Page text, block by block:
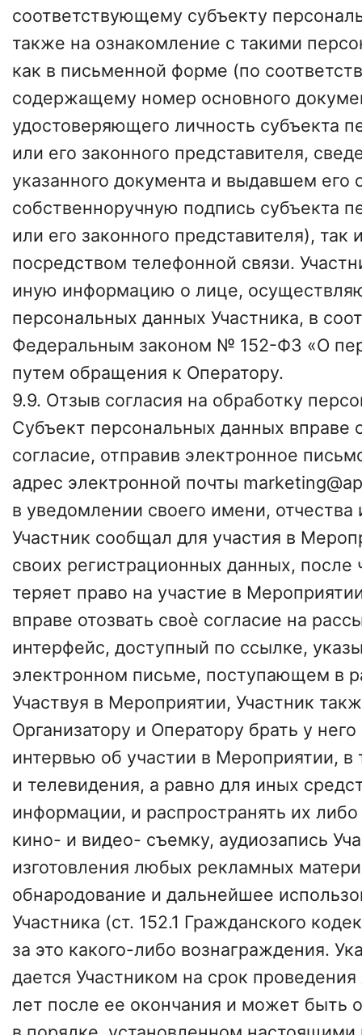
соответствующему субъекту
также на ознакомление с такими
как в письменной форме (по
содержащему номер основного
удостоверяющего личность субъекта
или его законного представителя,
указанного документа и выдавшем его
собственноручную подпись субъекта
или его законного представителя), так
посредством телефонной связи.
иную информацию о лице,
персональных данных Участника, в
Федеральным законом № 152-ФЗ «О
путем обращения к Оператору.
9.9. Отзыв согласия на обработку
Субъект персональных данных вправе
согласие, отправив электронное
адрес электронной почты
в уведомлении своего имени,
Участник сообщал для участия в
своих регистрационных данных, после
теряет право на участие в
вправе отозвать своѐ согласие на
интерфейс, доступный по ссылке,
электронном письме, поступающем в
Участвуя в Мероприятии, Участник
Организатору и Оператору брать у
интервью об участии в Мероприятии, в
и телевидения, а равно для иных
информации, и распространять их
кино- и видео- съемку, аудиозапись
изготовления любых рекламных
обнародование и дальнейшее
Участника (ст. 152.1 Гражданского
за это какого-либо вознаграждения.
дается Участником на срок
лет после ее окончания и может быть